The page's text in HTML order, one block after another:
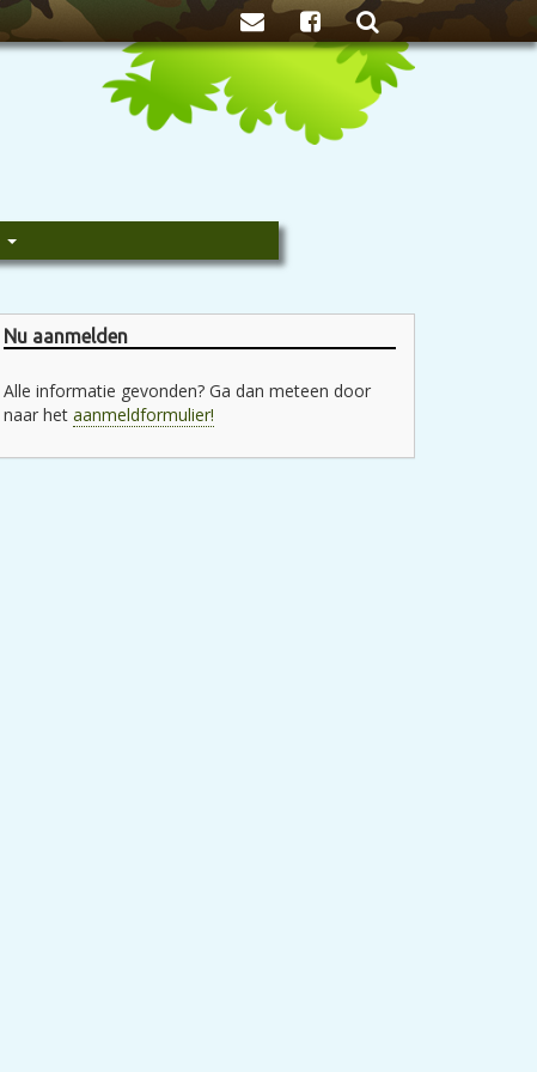
Zoeken
Nu aanmelden
Alle informatie gevonden? Ga dan meteen door
naar het aanmeldformulier!